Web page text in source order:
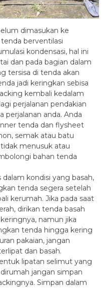
dimasukan ke
berventilasi
kondensasi, hal ini
dan pada bagian dalam
tersisa di tenda akan
jadi keringkan sebisa
kembali kedalam
perjalanan pendakian
perjalanan anda. Anda
tenda dan flysheet
semak atau batu
menusuk atau
bahan tenda
kondisi yang basah,
tenda segera setelah
kerumah. Jika pada saat
dirikan tenda basah
namun jika
tenda hingga kering
pakaian, jangan
dan basah.
lipatan selimut yang
jangan simpan
Simpan dalam